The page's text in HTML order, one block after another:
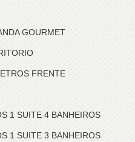
GOURMET
FRENTE
1 SUITE 4 BANHEIROS
1 SUITE 3 BANHEIROS